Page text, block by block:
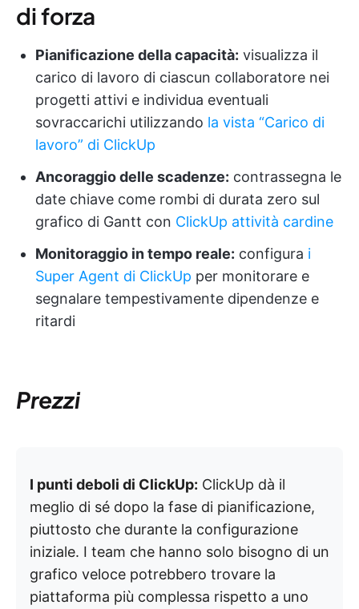
di forza
Pianificazione della capacità: visualizza il
carico di lavoro di ciascun collaboratore nei
progetti attivi e individua eventuali
sovraccarichi utilizzando la vista “Carico di
lavoro” di ClickUp
Ancoraggio delle scadenze: contrassegna le
date chiave come rombi di durata zero sul
grafico di Gantt con ClickUp attività cardine
Monitoraggio in tempo reale: configura i
Super Agent di ClickUp per monitorare e
segnalare tempestivamente dipendenze e
ritardi
Prezzi
I punti deboli di ClickUp: ClickUp dà il
meglio di sé dopo la fase di pianificazione,
piuttosto che durante la configurazione
iniziale. I team che hanno solo bisogno di un
grafico veloce potrebbero trovare la
piattaforma più complessa rispetto a uno